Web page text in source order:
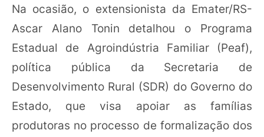
Na ocasião, o extensionista da Emater/RS-
Ascar Alano Tonin detalhou o Programa
Estadual de Agroindústria Familiar (Peaf),
política pública da Secretaria de
Desenvolvimento Rural (SDR) do Governo do
Estado, que visa apoiar as famílias
produtoras no processo de formalização dos